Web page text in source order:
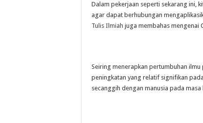
Dalam pekerjaan seperti sekarang ini,
agar dapat berhubungan
Tulis Ilmiah juga membahas mengenai
Seiring menerapkan pertumbuhan
peningkatan yang relatif signifikan
secanggih dengan manusia pada masa